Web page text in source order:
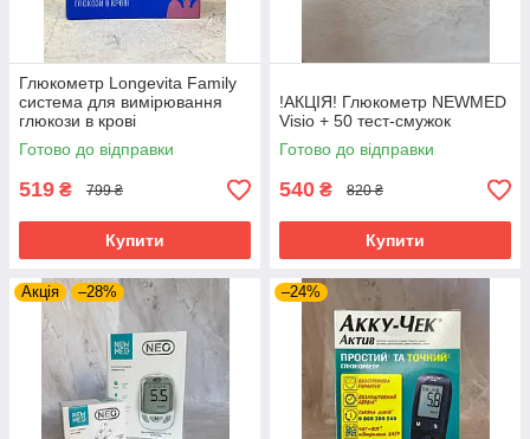
Глюкометр Longevita Family
система для вимірювання
глюкози в крові
Готово до відправки
519 ₴ 799 ₴
Купити
!АКЦІЯ! Глюкометр NEWMED
Visio + 50 тест-смужок
Готово до відправки
540 ₴ 820 ₴
Купити
Акція –28% –24%